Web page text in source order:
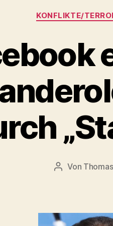
KONFLIKTE/
Beitragsautor
Von